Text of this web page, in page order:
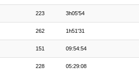
223 3h05'54
262 1h51'31
151 09:54:54
228 05:29:08